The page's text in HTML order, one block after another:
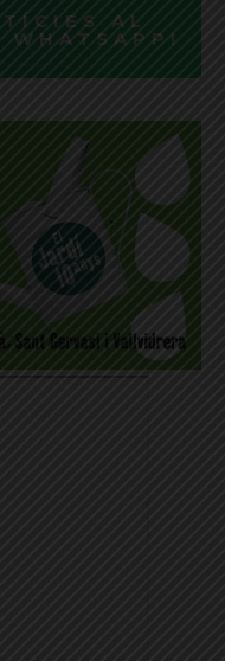
AL
WHATSAPP!